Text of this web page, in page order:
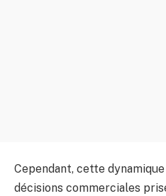
Cependant, cette
décisions commerciales